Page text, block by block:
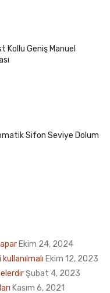
Kollu Geniş Manuel
Sifon Seviye Dolum
Ekim 24, 2024
Ekim 12, 2023
Şubat 4, 2023
Kasım 6, 2021